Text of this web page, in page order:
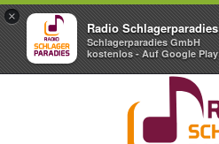
×
Radio Schlagerparadies
Schlagerparadies GmbH
kostenlos - Auf Google Play